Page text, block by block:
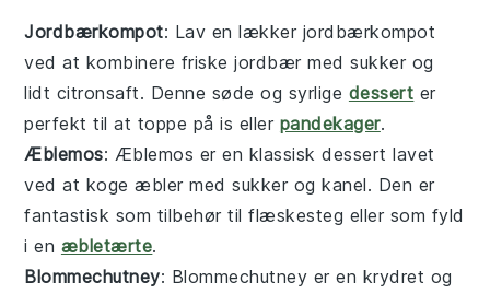
Jordbærkompot: Lav en lækker jordbærkompot
ved at kombinere friske jordbær med sukker og
lidt citronsaft. Denne søde og syrlige dessert er
perfekt til at toppe påis eller pandekager.
Æblemos: Æblemos er en klassiskdessert lavet
ved at koge æbler med sukker og kanel. Den er
fantastisk som tilbehør tilflæskesteg eller som fyld
i en æbletærte.
Blommechutney: Blommechutney er en krydret og